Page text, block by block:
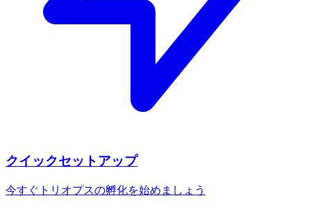
クイックセットアップ
今すぐトリオプスの孵化を始めましょう